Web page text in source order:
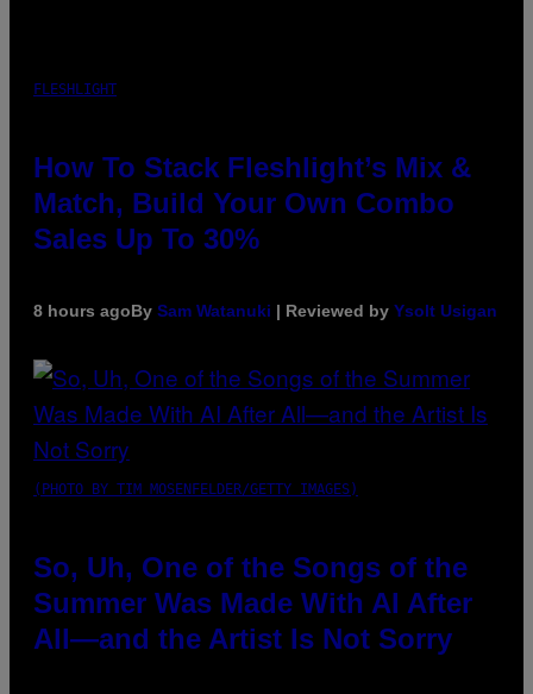
FLESHLIGHT
How To Stack Fleshlight’s Mix &
Match, Build Your Own Combo
Sales Up To 30%
8 hours agoBy Sam Watanuki | Reviewed by Ysolt Usigan
(PHOTO BY TIM MOSENFELDER/GETTY IMAGES)
So, Uh, One of the Songs of the
Summer Was Made With AI After
All—and the Artist Is Not Sorry